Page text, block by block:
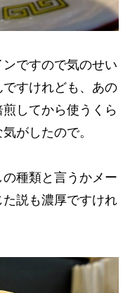
ですので気のせい
すけれども、あの
してから使うくら
がしたので。
種類と言うかメー
説も濃厚ですけれ